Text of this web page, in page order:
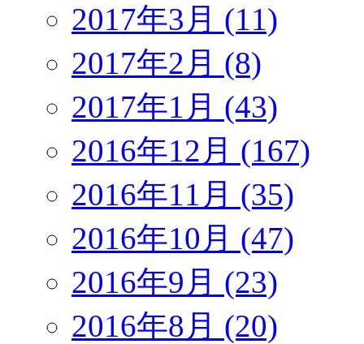
2017年3月 (11)
2017年2月 (8)
2017年1月 (43)
2016年12月 (167)
2016年11月 (35)
2016年10月 (47)
2016年9月 (23)
2016年8月 (20)